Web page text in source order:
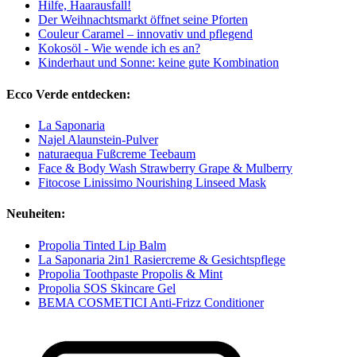
Hilfe, Haarausfall!
Der Weihnachtsmarkt öffnet seine Pforten
Couleur Caramel – innovativ und pflegend
Kokosöl - Wie wende ich es an?
Kinderhaut und Sonne: keine gute Kombination
Ecco Verde entdecken:
La Saponaria
Najel Alaunstein-Pulver
naturaequa Fußcreme Teebaum
Face & Body Wash Strawberry Grape & Mulberry
Fitocose Linissimo Nourishing Linseed Mask
Neuheiten:
Propolia Tinted Lip Balm
La Saponaria 2in1 Rasiercreme & Gesichtspflege
Propolia Toothpaste Propolis & Mint
Propolia SOS Skincare Gel
BEMA COSMETICI Anti-Frizz Conditioner